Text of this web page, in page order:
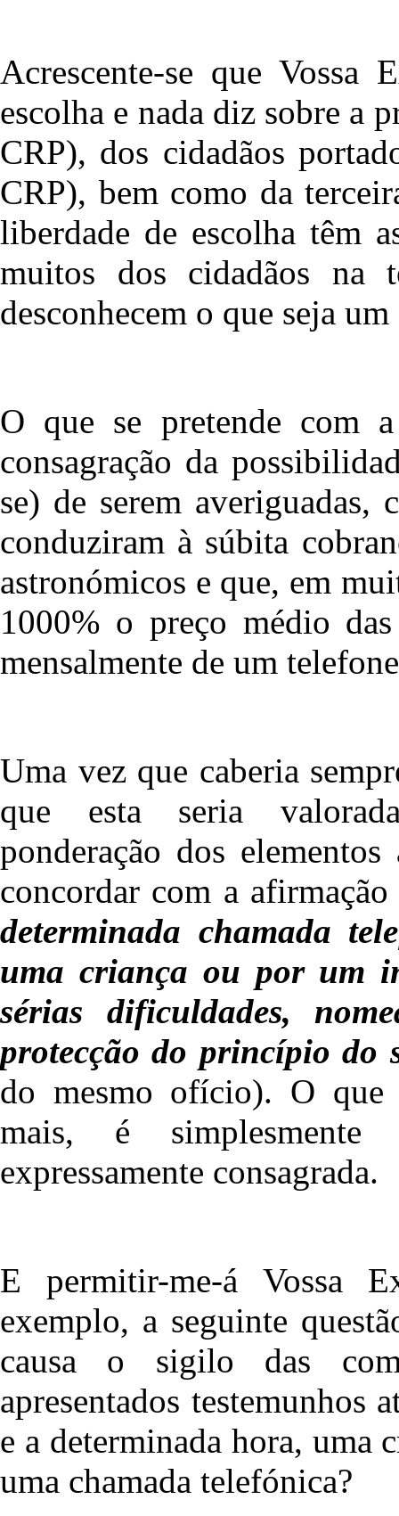
Acrescente-se que Vossa
escolha e nada diz sobre a
CRP), dos cidadãos
CRP), bem como da
liberdade de escolha têm
muitos dos cidadãos na
desconhecem o que seja
O que se pretende com
consagração da
se) de serem averiguadas,
conduziram à súbita
astronómicos e que, em
1000% o preço médio das
mensalmente de um
Uma vez que caberia
que esta seria
ponderação dos
concordar com a
determinada chamada
uma criança ou por um
sérias dificuldades,
protecção do princípio do
do mesmo ofício). O que
mais, é simplesmente
expressamente consagrada.
E permitir-me-á Vossa
exemplo, a seguinte
causa o sigilo das
apresentados testemunhos
e a determinada hora, uma
uma chamada telefónica?